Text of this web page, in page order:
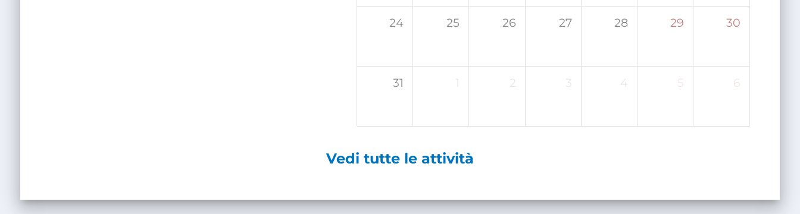
24 25 26 27 28 29 30
31 1 2 3 4 5 6
Vedi tutte le attività